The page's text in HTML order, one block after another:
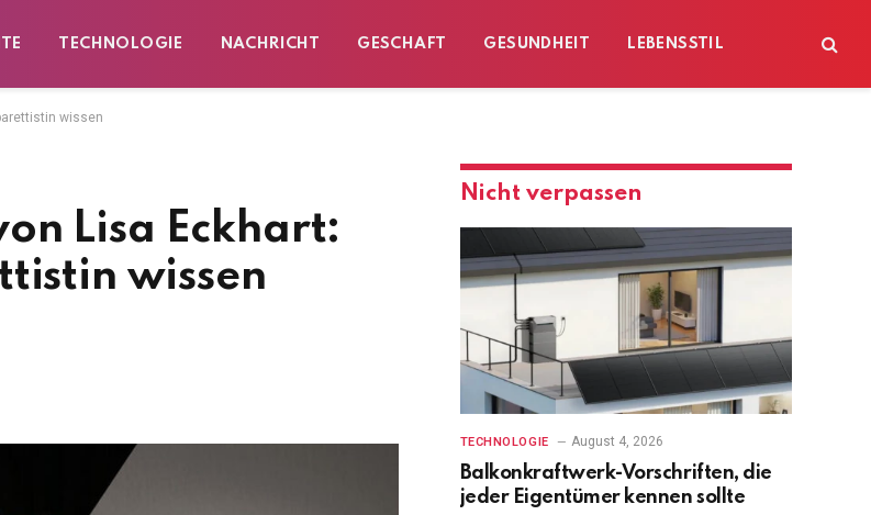
TECHNOLOGIE NACHRICHT GESCHAFT GESUNDHEIT LEBENSSTIL
wissen
Lisa Eckhart:
wissen
Nicht verpassen
TECHNOLOGIE August 4, 2026
Balkonkraftwerk-Vorschriften, die
jeder Eigentümer kennen sollte